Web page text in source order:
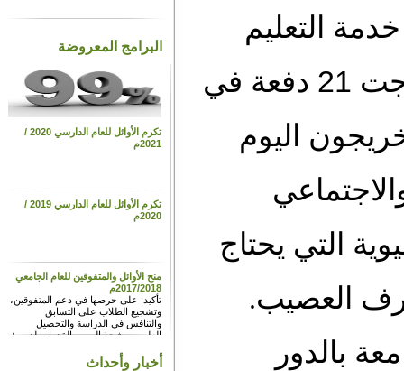
التعليم
العالي المتميـز لأبناء الصومال، فخرَّجت 21 دفعة في
اليوم
التي يحتاج
العصيب.
بالدور
البرامج المعروضة
تكرم الأوائل للعام الدارسي 2020 /
تكرم الأوائل للعام الدارسي 2019 /
منح الأوائل والمتفوقين للعام الجامعي
2017/2018م
تأكيدا على حرصها في دعم المتفوقين،
وتشجيع الطلاب على التسابق
والتنافس في الدراسة والتحصيل
العلمي، وشحذ الهمم والقدرات لديهم؛
برامج منح الأوائل والمتفوقين في العام
أخبار وأحداث